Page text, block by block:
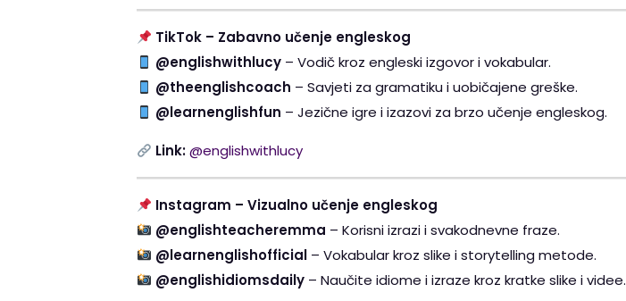
TikTok – Zabavno učenje engleskog
@englishwithlucy– Vodič kroz engleski izgovor i vokabular.
@theenglishcoach – Savjeti za gramatiku i uobičajene greške.
@learnenglishfun – Jezične igre i izazovi za brzo učenje engleskog.
Link: @englishwithlucy
Instagram – Vizualno učenje engleskog
@englishteacheremma – Korisni izrazi i svakodnevne fraze.
@learnenglishofficial– Vokabular kroz slike i storytelling metode.
@englishidiomsdaily– Naučite idiome i izraze kroz kratke slike i videe.